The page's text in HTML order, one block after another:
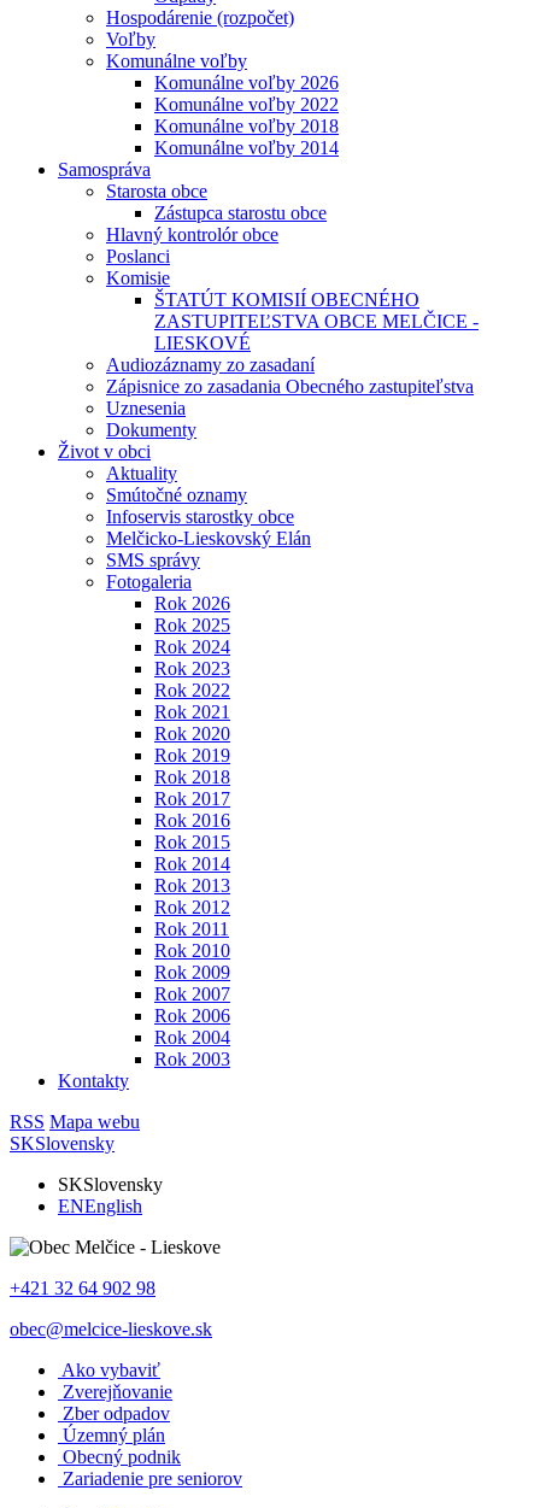
Hospodárenie (rozpočet)
Voľby
Komunálne voľby
Komunálne voľby 2026
Komunálne voľby 2022
Komunálne voľby 2018
Komunálne voľby 2014
Samospráva
Starosta obce
Zástupca starostu obce
Hlavný kontrolór obce
Poslanci
Komisie
ŠTATÚT KOMISIÍ OBECNÉHO
ZASTUPITEĽSTVA OBCE MELČICE -
LIESKOVÉ
Audiozáznamy zo zasadaní
Zápisnice zo zasadania Obecného zastupiteľstva
Uznesenia
Dokumenty
Život v obci
Aktuality
Smútočné oznamy
Infoservis starostky obce
Melčicko-Lieskovský Elán
SMS správy
Fotogaleria
Rok 2026
Rok 2025
Rok 2024
Rok 2023
Rok 2022
Rok 2021
Rok 2020
Rok 2019
Rok 2018
Rok 2017
Rok 2016
Rok 2015
Rok 2014
Rok 2013
Rok 2012
Rok 2011
Rok 2010
Rok 2009
Rok 2007
Rok 2006
Rok 2004
Rok 2003
Kontakty
RSS Mapa webu
SKSlovensky
SKSlovensky
ENEnglish
+421 32 64 902 98
obec@melcice-lieskove.sk
Ako vybaviť
Zverejňovanie
Zber odpadov
Územný plán
Obecný podnik
Zariadenie pre seniorov